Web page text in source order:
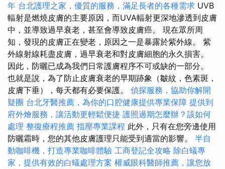
年 台北護理之家，優質的服務，滿足長者的各種需求 UVB
輻射是燃燒皮膚的主要原因，而UVA輻射更深地滲透到皮膚
中，並導致過早衰老，甚至會導致皮膚癌。 現在眾所周
知，發現的皮膚正在變老，原因之一是暴露於紫外線。 紫
外線射線耗盡皮膚，過早衰老和對皮膚細胞的永久損害。
因此，防曬已成為我們日常護膚程序不可或缺的一部分。
也就是說，為了防止皮膚衰老的早期跡象（皺紋，色素斑，
皮膚下垂），每天都有必要保護。 偵探服務，協助你解開
疑團 台北牙醫推薦，為你的口腔健康提供專業保障 提供到
府外燴服務，讓活動更輕鬆便捷 護照過期怎麼辦？該如何
處理 整復療程推薦 指壓專業課程 此外，只有在您旁邊使用
防曬霜時，您的其他皮膚護理只能受到適當的影響。 半自
動咖啡機，打造專業咖啡體驗 工商登記全攻略 除白蟻專
家，提供有效的白蟻處理方案 權威眼科醫師推薦，讓您放